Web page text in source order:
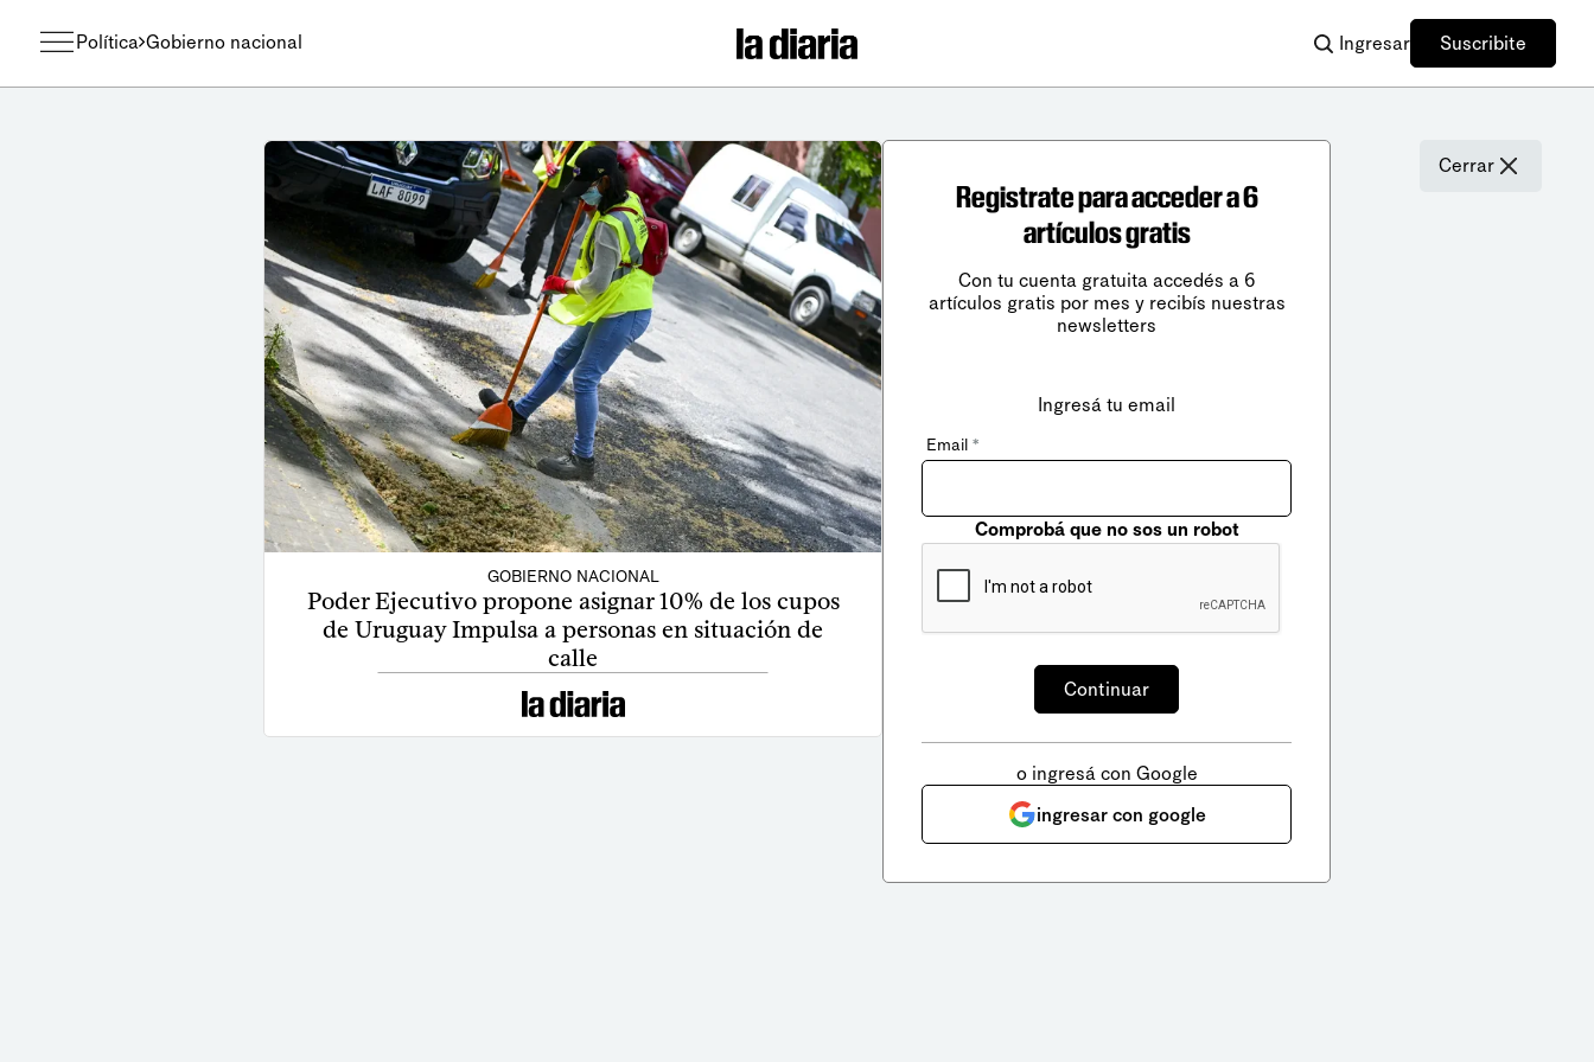
Política Gobierno nacional Ingresar Suscribite
GOBIERNO NACIONAL
Poder Ejecutivo propone asignar 10% de los cupos
de Uruguay Impulsa a personas en situación de
calle
Cerrar
Registrate para acceder a 6
artículos gratis
Con tu cuenta gratuita accedés a 6
artículos gratis por mes y recibís nuestras
newsletters
Ingresá tu email
Email *
Comprobá que no sos un robot
o ingresá con Google
ingresar con google